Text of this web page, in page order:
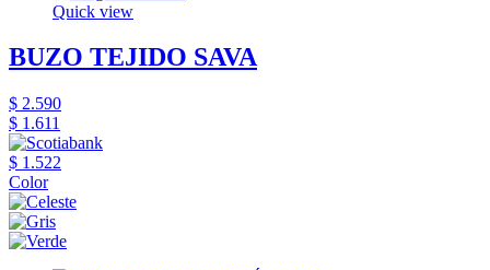
Quick view
BUZO TEJIDO SAVA
$ 2.590
$ 1.611
$ 1.522
Color